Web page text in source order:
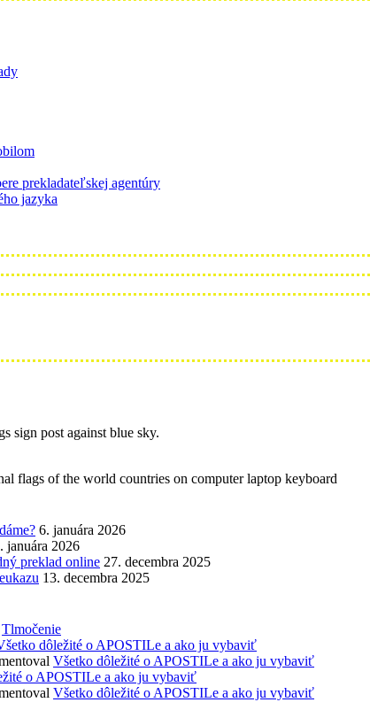
prekladateľskej agentúry
jazyka
sign post against blue sky.
flags of the world countries on computer laptop keyboard
6. januára 2026
januára 2026
preklad online 27. decembra 2025
13. decembra 2025
Tlmočenie
dôležité o APOSTILe a ako ju vybaviť
Všetko dôležité o APOSTILe a ako ju vybaviť
o APOSTILe a ako ju vybaviť
Všetko dôležité o APOSTILe a ako ju vybaviť